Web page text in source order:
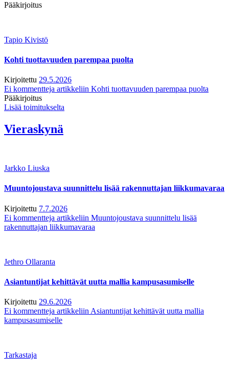
Pääkirjoitus
Tapio Kivistö
Kohti tuottavuuden parempaa puolta
Kirjoitettu 29.5.2026
Ei kommentteja artikkeliin Kohti tuottavuuden parempaa puolta
Pääkirjoitus
Lisää toimitukselta
Vieraskynä
Jarkko Liuska
Muuntojoustava suunnittelu lisää rakennuttajan liikkumavaraa
Kirjoitettu 7.7.2026
Ei kommentteja artikkeliin Muuntojoustava suunnittelu lisää
rakennuttajan liikkumavaraa
Jethro Ollaranta
Asiantuntijat kehittävät uutta mallia kampusasumiselle
Kirjoitettu 29.6.2026
Ei kommentteja artikkeliin Asiantuntijat kehittävät uutta mallia
kampusasumiselle
Tarkastaja